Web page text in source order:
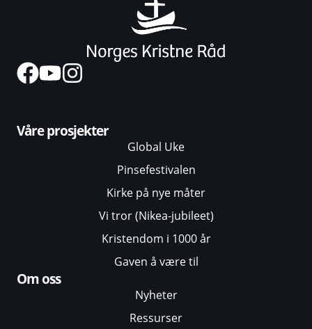
Våre prosjekter
Global Uke
Pinsefestivalen
Kirke på nye måter
Vi tror (Nikea-jubileet)
Kristendom i 1000 år
Gaven å være til
Om oss
Nyheter
Ressurser